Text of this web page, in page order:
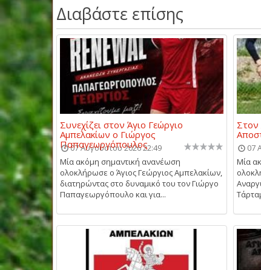
Διαβάστε επίσης
Συνεχίζει στον Άγιο Γεώργιο
Αμπελακίων ο Γιώργος
Παπαγεωργόπουλος
07 Αυγούστου 2026 22:49
Μία ακόμη σημαντική ανανέωση
ολοκλήρωσε ο Άγιος Γεώργιος Αμπελακίων,
διατηρώντας στο δυναμικό του τον Γιώργο
Παπαγεωργόπουλο και για...
Στον
07
Μία